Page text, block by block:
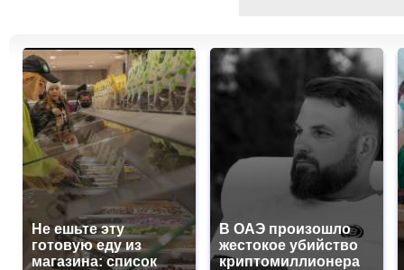
Не ешьте эту
готовую еду из
магазина: список
В ОАЭ произошло
жестокое убийство
криптомиллионера